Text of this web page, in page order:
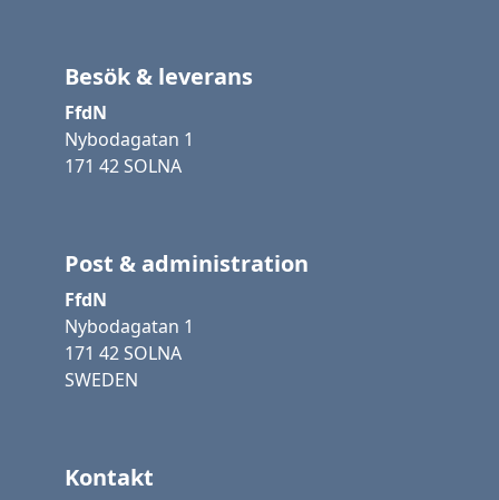
Besök & leverans
FfdN
Nybodagatan 1
171 42 SOLNA
Post & administration
FfdN
Nybodagatan 1
171 42 SOLNA
SWEDEN
Kontakt